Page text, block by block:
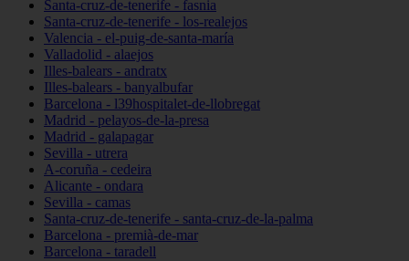
Santa-cruz-de-tenerife - fasnia
Santa-cruz-de-tenerife - los-realejos
Valencia - el-puig-de-santa-maría
Valladolid - alaejos
Illes-balears - andratx
Illes-balears - banyalbufar
Barcelona - l39hospitalet-de-llobregat
Madrid - pelayos-de-la-presa
Madrid - galapagar
Sevilla - utrera
A-coruña - cedeira
Alicante - ondara
Sevilla - camas
Santa-cruz-de-tenerife - santa-cruz-de-la-palma
Barcelona - premià-de-mar
Barcelona - taradell